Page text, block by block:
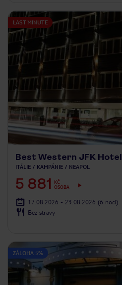
LAST MINUTE
Best Western JFK Hotel
ITÁLIE KAMPÁNIE NEAPOL
5 881
KČ
OSOBA
17.08.2026 - 23.08.2026 (6 nocí)
Bez stravy
ZÁLOHA 5%